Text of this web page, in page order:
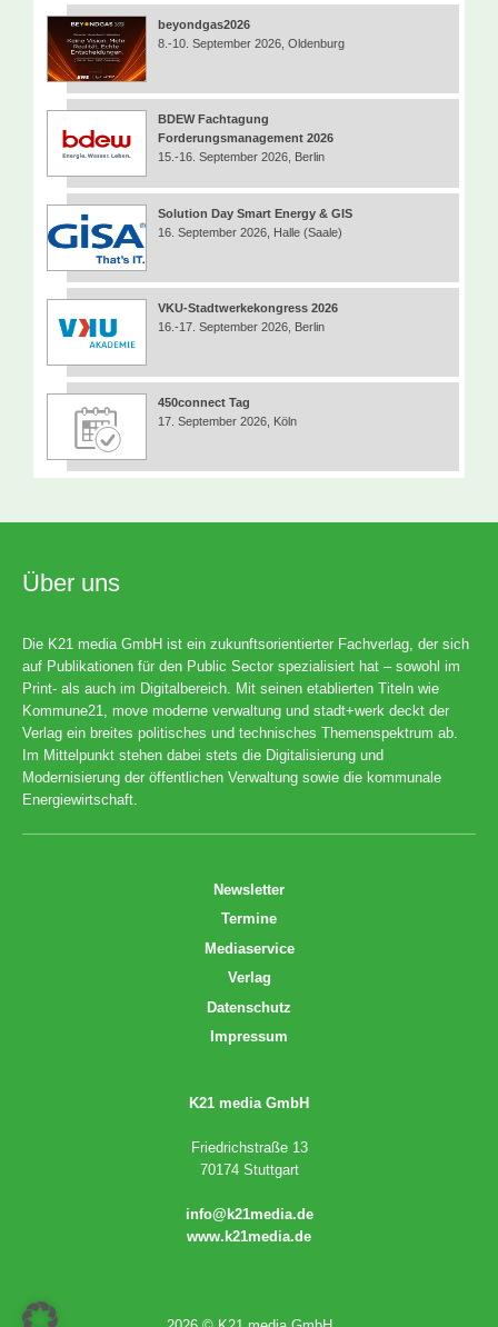
beyondgas2026
8.-10. September 2026, Oldenburg
BDEW Fachtagung
Forderungsmanagement 2026
15.-16. September 2026, Berlin
Solution Day Smart Energy & GIS
16. September 2026, Halle (Saale)
VKU-Stadtwerkekongress 2026
16.-17. September 2026, Berlin
450connect Tag
17. September 2026, Köln
Über uns
Die K21 media GmbH ist ein zukunftsorientierter Fachverlag, der sich
auf Publikationen für den Public Sector spezialisiert hat – sowohl im
Print- als auch im Digitalbereich. Mit seinen etablierten Titeln wie
Kommune21, move moderne verwaltung und stadt+werk deckt der
Verlag ein breites politisches und technisches Themenspektrum ab.
Im Mittelpunkt stehen dabei stets die Digitalisierung und
Modernisierung der öffentlichen Verwaltung sowie die kommunale
Energiewirtschaft.
Newsletter
Termine
Mediaservice
Verlag
Datenschutz
Impressum
K21 media GmbH
Friedrichstraße 13
70174 Stuttgart
info@k21media.de
www.k21media.de